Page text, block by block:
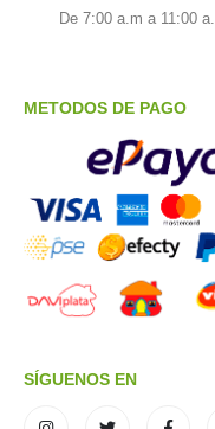
De 7:00 a.m a 11:00
METODOS DE PAGO
SÍGUENOS EN